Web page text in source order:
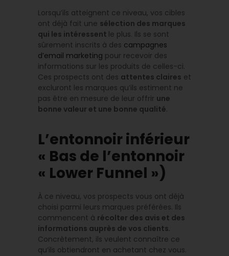
Lorsqu’ils atteignent ce niveau, vos cibles
ont déjà fait une sélection des marques
qui les intéressent le plus. Ils se sont
sûrement inscrits à des campagnes
d’email marketing pour recevoir des
informations sur les produits de celles-ci.
Ces prospects ont des attentes claires et
excluront les marques qu’ils estiment ne
pas être en mesure de leur offrir une
bonne valeur et une bonne qualité.
L’entonnoir inférieur
« Bas de l’entonnoir
« Lower Funnel »)
À ce niveau, vos prospects vous ont déjà
choisi parmi leurs marques préférées. Ils
commencent à récolter des avis et des
informations auprès de vos clients.
Concrètement, ils veulent connaître ce
qu’ils obtiendront en achetant chez vous.